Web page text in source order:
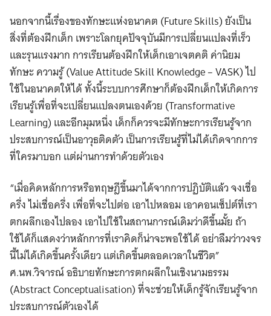
นอกจากนี้เรื่องของทักษะแห่งอนาคต (Future Skills) ยังเป็น
สิ่งที่ต้องฝึกเด็ก เพราะโลกยุคปัจจุบันมีการเปลี่ยนแปลงที่เร็ว
และรุนแรงมาก การเรียนต้องฝึกให้เด็กเอาเจตคติ ค่านิยม
ทักษะ ความรู้ (Value Attitude Skill Knowledge – VASK) ไป
ใช้ในอนาคตให้ได้ ทั้งนี้ระบบการศึกษาก็ต้องฝึกเด็กให้เกิดการ
เรียนรู้เพื่อที่จะเปลี่ยนแปลงตนเองด้วย​ (Transformative
Learning) และอีกมุมหนึ่ง เด็กก็ควรจะมีทักษะการเรียนรู้จาก
ประสบการณ์เป็นอาวุธติดตัว​ เป็นการเรียนรู้ที่ไม่ได้เกิดจากการ
ที่ใครมาบอก แต่ผ่านการทำด้วยตัวเอง​
“เมื่อคิดหลักการหรือทฤษฎีขึ้นมาได้จากการปฏิบัติแล้ว จงเชื่อ
ครึ่ง ไม่เชื่อครึ่ง เพื่อที่จะไปต่อ เอาไปหลอม เอาคอนเซ็ปต์ที่เรา
ตกผลึกเองไปลอง เอาไปใช้ในสถานการณ์เดิมว่าดีขึ้นมั้ย ถ้า
ใช้ได้ก็แสดงว่าหลักการที่เราคิดก็น่าจะพอใช้ได้ อย่าลืมว่าวงจร
นี้ไม่ได้เกิดขึ้นครั้งเดียว แต่เกิดขึ้นตลอดเวลาในชีวิต”
ศ.นพ.วิจารณ์ อธิบายทักษะการตกผลึกในเชิงนามธรรม
(Abstract Conceptualisation) ที่จะช่วยให้เด็กรู้จักเรียนรู้จาก
ประสบการณ์ตัวเองได้